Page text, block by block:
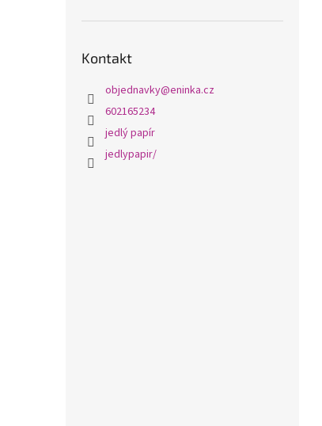
Kontakt
objednavky@eninka.cz
602165234
jedlý papír
jedlypapir/